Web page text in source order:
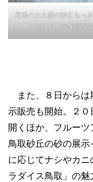
定番のお土産の砂丘らっ
＝6月1日、編集部撮影
また、８日からは
示販売も開始。２
開くほか、フルー
鳥取砂丘の砂の展
に応じてナシやカ
ラダイス鳥取」の